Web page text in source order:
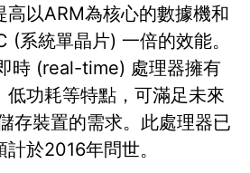
高以ARM為核心的數據機和
(系統單晶片) 一倍的效能。
時 (real-time) 處理器擁有
低功耗等特點，可滿足未來
存裝置的需求。此處理器已
於2016年問世。